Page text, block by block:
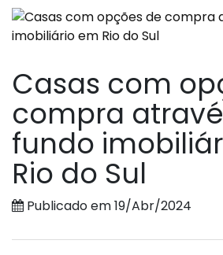
Casas com
compra
fundo
Rio do Sul
Publicado em 19/Abr/2024